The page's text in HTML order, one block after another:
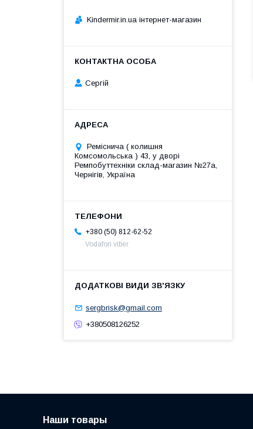
Kindermir.in.ua інтернет-магазин
Сергій
Реміснича ( колишня
Комсомольська ) 43, у дворі
Ремпобуттехніки склад-магазин №27a,
Чернігів, Україна
+380 (50) 812-62-52
Vodafon viber
sergbrisk@gmail.com
+380508126252
Наши товары